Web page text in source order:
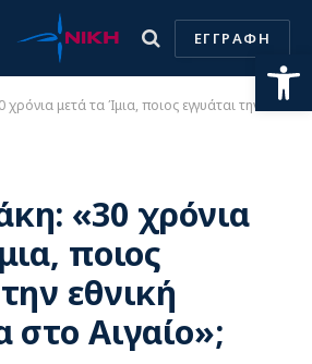
ΕΓΓΡΑΦΗ
τα Ίμια, ποιος εγγυάται την εθνική κυριαρχία στο Αιγαίο»;
«30 χρόνια
ποιος
εθνική
στο Αιγαίο»;